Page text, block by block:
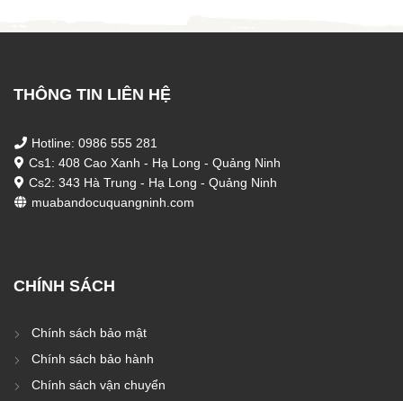
THÔNG TIN LIÊN HỆ
Hotline: 0986 555 281
Cs1: 408 Cao Xanh - Hạ Long - Quảng Ninh
Cs2: 343 Hà Trung - Hạ Long - Quảng Ninh
muabandocuquangninh.com
CHÍNH SÁCH
Chính sách bảo mật
Chính sách bảo hành
Chính sách vận chuyển